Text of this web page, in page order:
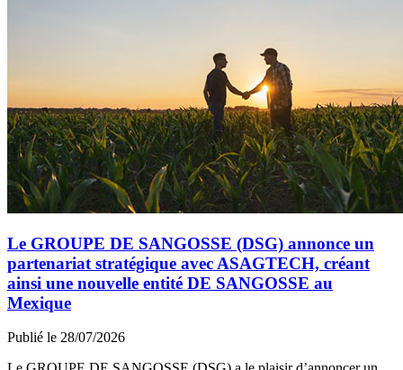
Le GROUPE DE SANGOSSE (DSG) annonce un
partenariat stratégique avec ASAGTECH, créant
ainsi une nouvelle entité DE SANGOSSE au
Mexique
Publié le 28/07/2026